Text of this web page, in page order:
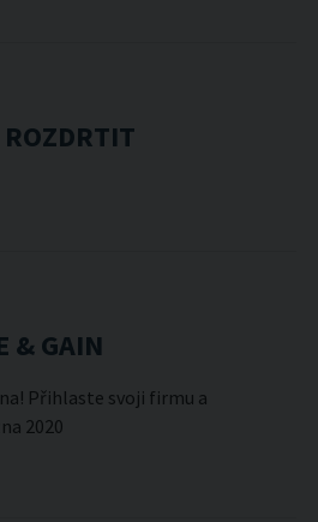
& GAIN
Přihlaste svoji firmu a
2020